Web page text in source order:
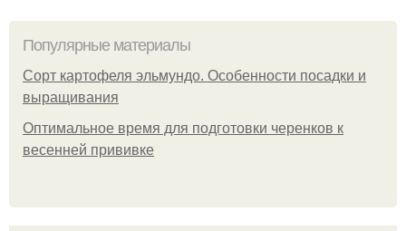
Популярные материалы
Сорт картофеля эльмундо. Особенности посадки и
выращивания
Оптимальное время для подготовки черенков к
весенней прививке